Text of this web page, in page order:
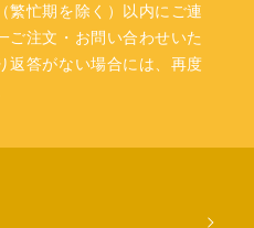
繁忙期を除く）以内にご連
ご注文・お問い合わせいた
返答がない場合には、再度